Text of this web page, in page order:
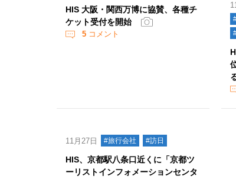
HIS 大阪・関西万博に協賛、各種チ
ケット受付を開始
5 コメント
11月27日 #旅行会社 #訪日
HIS、京都駅八条口近くに「京都ツ
ーリストインフォメーションセンタ